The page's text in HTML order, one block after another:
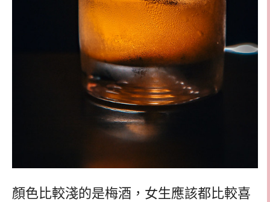
顏色比較淺的是梅酒，女生應該都比較喜